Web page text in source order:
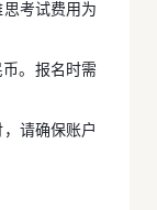
考试费用为
。报名时需
请确保账户